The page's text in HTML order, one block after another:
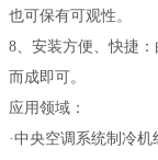
也可保有可观性。
8、安装方便、快捷
而成即可。
应用领域：
·中央空调系统制冷机